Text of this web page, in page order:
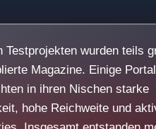
Testprojekten wurden teils
Magazine. Einige
in ihren Nischen starke
hohe Reichweite und